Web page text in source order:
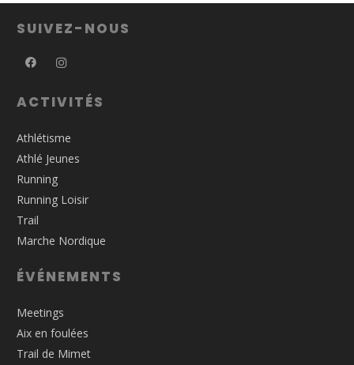
SUIVEZ-NOUS
ACTIVITÉS
Athlétisme
Athlé Jeunes
Running
Running Loisir
Trail
Marche Nordique
ÉVÉNEMENTS
Meetings
Aix en foulées
Trail de Mimet